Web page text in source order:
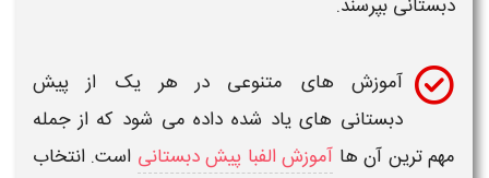
دبستانیبپرسند.
آموزش های متنوعی در هر یک از
پیش
دبستانیهای یاد شده داده می شود که از جمله
مهم ترین آن هاآموزش الفبا پیش دبستانیاست. انتخاب